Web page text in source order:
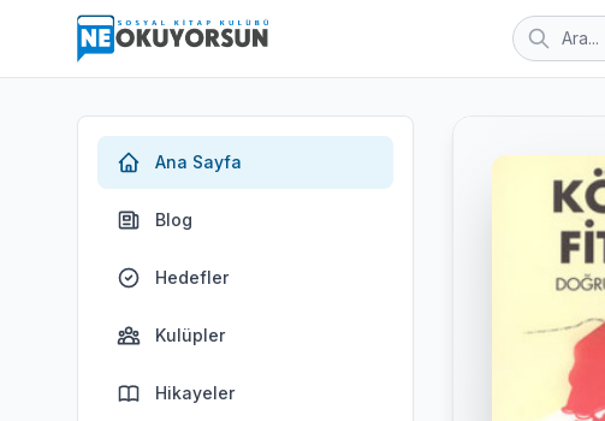
Ana Sayfa
Blog
Hedefler
Kulüpler
Hikayeler